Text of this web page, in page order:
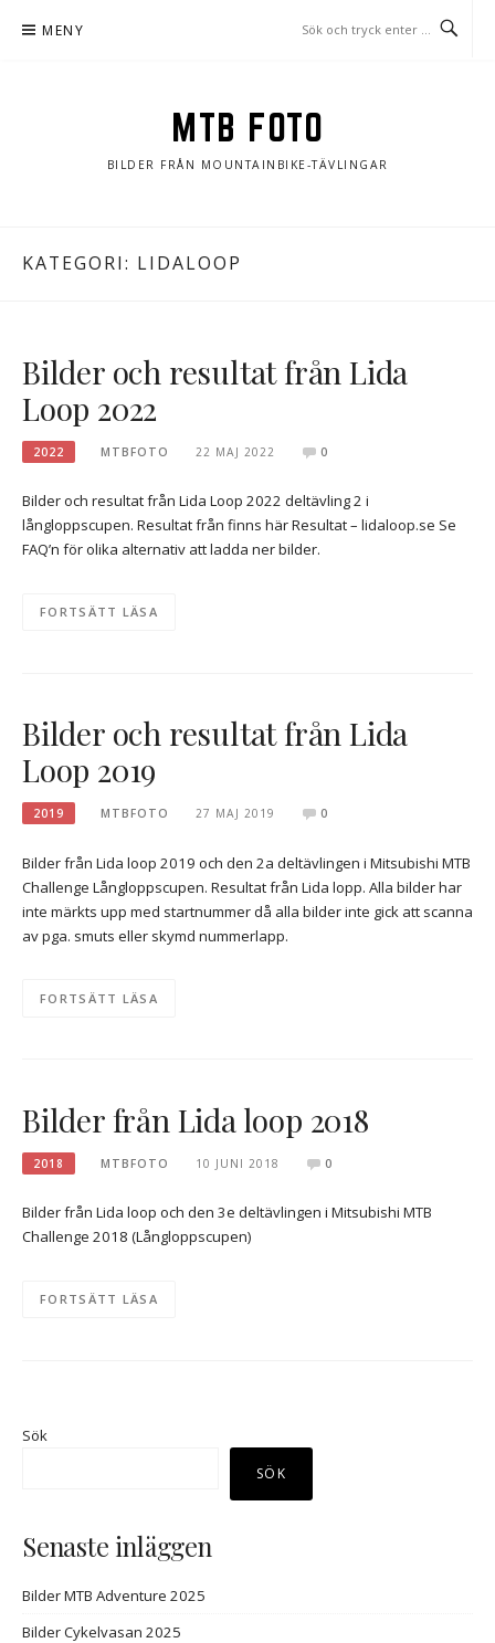
MENY
MTB FOTO
BILDER FRÅN MOUNTAINBIKE-TÄVLINGAR
KATEGORI: LIDALOOP
Bilder och resultat från Lida
Loop 2022
2022 MTBFOTO 22 MAJ 2022 0
Bilder och resultat från Lida Loop 2022 deltävling 2 i
långloppscupen. Resultat från finns här Resultat – lidaloop.se Se
FAQ’n för olika alternativ att ladda ner bilder.
FORTSÄTT LÄSA
Bilder och resultat från Lida
Loop 2019
2019 MTBFOTO 27 MAJ 2019 0
Bilder från Lida loop 2019 och den 2a deltävlingen i Mitsubishi MTB
Challenge Långloppscupen. Resultat från Lida lopp. Alla bilder har
inte märkts upp med startnummer då alla bilder inte gick att scanna
av pga. smuts eller skymd nummerlapp.
FORTSÄTT LÄSA
Bilder från Lida loop 2018
2018 MTBFOTO 10 JUNI 2018 0
Bilder från Lida loop och den 3e deltävlingen i Mitsubishi MTB
Challenge 2018 (Långloppscupen)
FORTSÄTT LÄSA
Sök
SÖK
Senaste inläggen
Bilder MTB Adventure 2025
Bilder Cykelvasan 2025